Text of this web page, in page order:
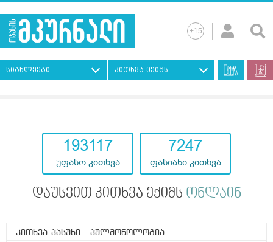
სიახლეები კითხვა ექიმს
193117
უფასო კითხვა
7247
ფასიანი კითხვა
დაუსვით კითხვა ექიმს ონლაინ
კითხვა-პასუხი - პულმონოლოგია